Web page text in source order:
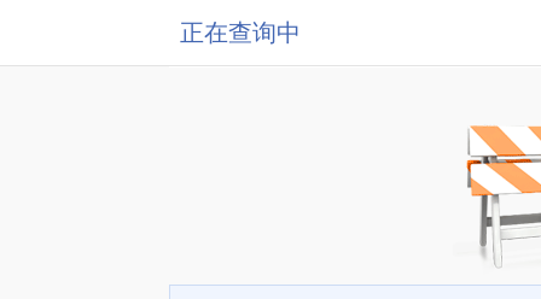
正在查询中